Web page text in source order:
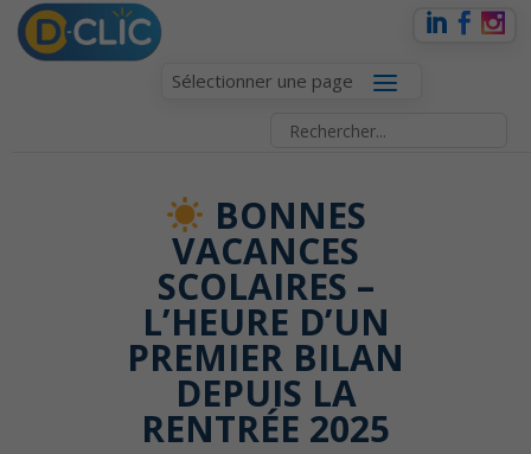
Sélectionner une page
BONNES
VACANCES
SCOLAIRES –
L’HEURE D’UN
PREMIER BILAN
DEPUIS LA
RENTRÉE 2025